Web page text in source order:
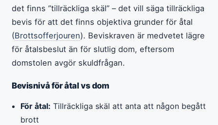
det finns ”tillräckliga skäl” – det vill säga tillräckliga
bevis för att det finns objektiva grunder för åtal
(Brottsofferjouren). Beviskraven är medvetet lägre
för åtalsbeslut än för slutlig dom, eftersom
domstolen avgör skuldfrågan.
Bevisnivå för åtal vs dom
För åtal: Tillräckliga skäl att anta att någon begått
brott